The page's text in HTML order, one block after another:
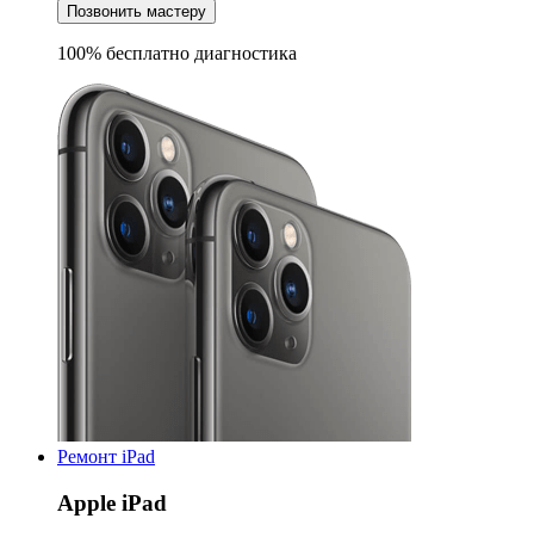
Позвонить мастеру
100% бесплатно диагностика
Ремонт iPad
Apple iPad